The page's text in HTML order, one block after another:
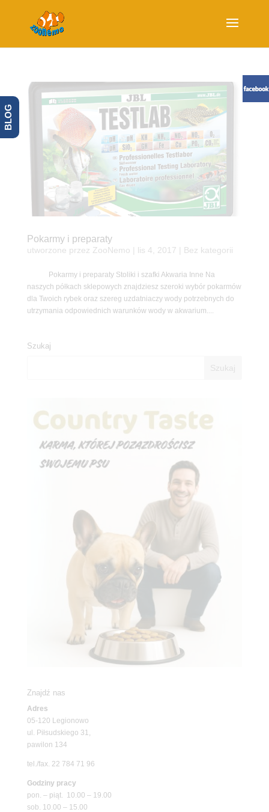
Pokarmy i preparaty
utworzone przez ZooNemo lis 4, 2017 | Bez kategorii
Pokarmy i preparaty Stoliki i szafki Akwaria Inne Na
naszych półkach sklepowych znajdziesz szeroki wybór pokarmów
dla Twoich rybek oraz szereg uzdatniaczy wody potrzebnych do
utrzymania odpowiednich warunków wody w akwarium....
Szukaj
Znajdź nas
Adres
05-120 Legionowo
ul. Piłsudskiego 31,
pawilon 134
tel./fax. 22 784 71 96
Godziny pracy
pon. – piąt. 10.00 – 19.00
sob. 10.00 – 15.00
BLOG